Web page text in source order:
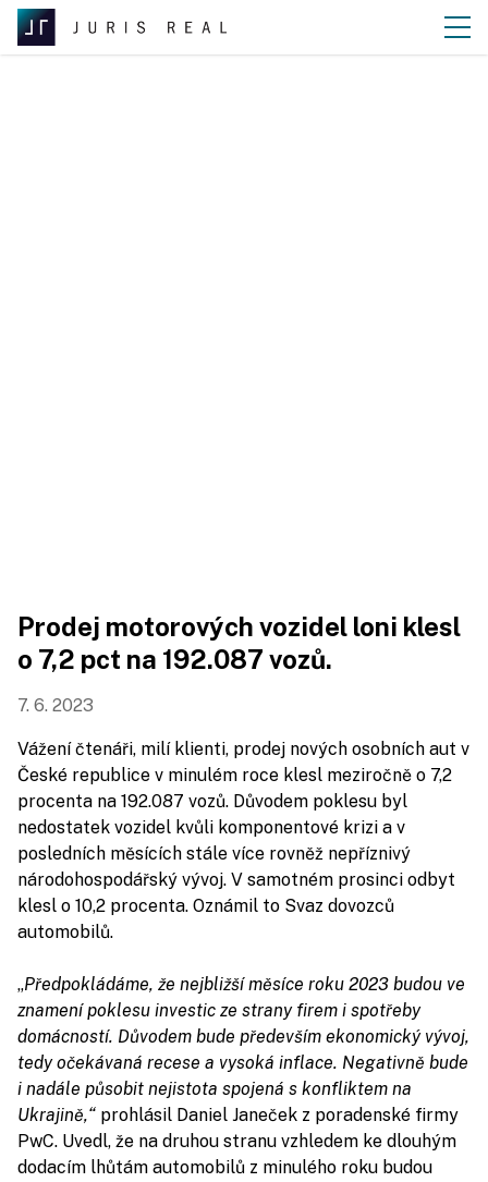
Prodej motorových vozidel loni klesl
o 7,2 pct na 192.087 vozů.
7. 6. 2023
Vážení čtenáři, milí klienti, prodej nových osobních aut v
České republice v minulém roce klesl meziročně o 7,2
procenta na 192.087 vozů. Důvodem poklesu byl
nedostatek vozidel kvůli komponentové krizi a v
posledních měsících stále více rovněž nepříznivý
národohospodářský vývoj. V samotném prosinci odbyt
klesl o 10,2 procenta. Oznámil to Svaz dovozců
automobilů.
„Předpokládáme, že nejbližší měsíce roku 2023 budou ve
znamení poklesu investic ze strany firem i spotřeby
domácností. Důvodem bude především ekonomický vývoj,
tedy očekávaná recese a vysoká inflace. Negativně bude
i nadále působit nejistota spojená s konfliktem na
Ukrajině,“ prohlásil Daniel Janeček z poradenské firmy
PwC. Uvedl, že na druhou stranu vzhledem ke dlouhým
dodacím lhůtám automobilů z minulého roku budou